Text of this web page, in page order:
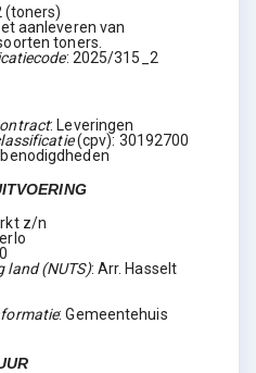
(toners)
aanleveren van
toners.
: 2025/315_2
: Leveringen
(cpv): 30192700
z/n
land (NUTS): Arr. Hasselt
:Gemeentehuis